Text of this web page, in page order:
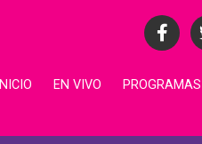
INICIO EN VIVO PROGRAMAS